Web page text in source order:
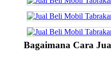
Bagaimana Cara